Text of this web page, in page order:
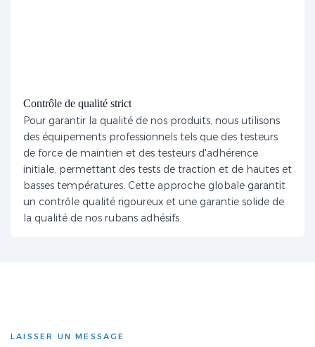
Contrôle de qualité strict
Pour garantir la qualité de nos produits, nous utilisons
des équipements professionnels tels que des testeurs
de force de maintien et des testeurs d'adhérence
initiale, permettant des tests de traction et de hautes et
basses températures. Cette approche globale garantit
un contrôle qualité rigoureux et une garantie solide de
la qualité de nos rubans adhésifs.
LAISSER UN MESSAGE